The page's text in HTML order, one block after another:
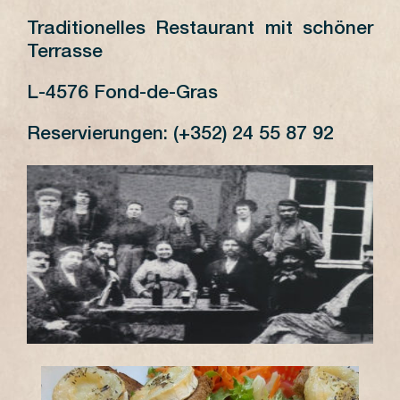
SAMEDI
11h -
23h
Traditionelles Restaurant mit schöner
Terrasse
L-4576 Fond-de-Gras
Reservierungen: (+352) 24 55 87 92